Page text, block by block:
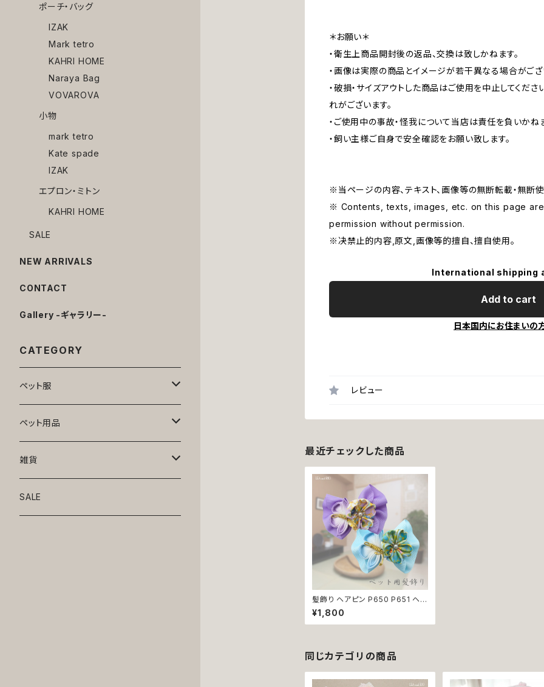
＊お願い＊
・衛生上商品開封後の返品、交換は致しかねます。
・画像は実際の商品とイメージが若干異なる場合がござ
・破損・サイズアウトした商品はご使用を中止してくだ
れがございます。
・ご使用中の事故・怪我について当店は責任を負いかね
・飼い主様ご自身で安全確認をお願い致します。
※当ページの内容、テキスト、画像等の無断転載・無断使
※ Contents, texts, images, etc. on this page
permission without permission.
※决禁止的内容,原文,画像等的擅自、擅自使用。
International shipping
Add to cart
日本国内にお住まいの
レビュー
最近チェックした商品
髪飾り ヘアピン P650 P651 ヘア
クリップ アクセサリー うさぎ 花 蝶
和柄 着物 和テイスト おしゃれ か
わいい 返品交換不可
¥1,800
同じカテゴリの商品
ポーチ・バッグ
IZAK
Mark tetro
KAHRI HOME
Naraya Bag
VOVAROVA
小物
mark tetro
Kate spade
IZAK
エプロン・ミトン
KAHRI HOME
SALE
NEW ARRIVALS
CONTACT
Gallery -ギャラリー-
CATEGORY
ペット服
トップス
ニット
アロハ
ボトムス
ワンピース
ペット用品
ベッド
リード・首輪
雑貨
アート
SALE